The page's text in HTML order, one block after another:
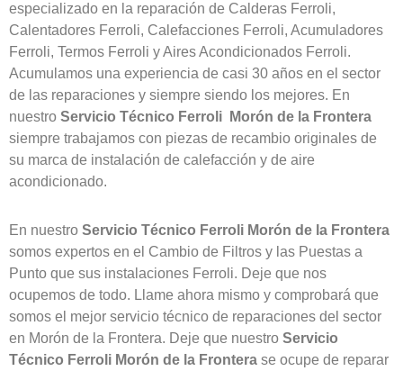
especializado en la reparación de Calderas Ferroli,
Calentadores Ferroli, Calefacciones Ferroli, Acumuladores
Ferroli, Termos Ferroli y Aires Acondicionados Ferroli.
Acumulamos una experiencia de casi 30 años en el sector
de las reparaciones y siempre siendo los mejores. En
nuestro Servicio Técnico Ferroli Morón de la Frontera
siempre trabajamos con piezas de recambio originales de
su marca de instalación de calefacción y de aire
acondicionado.
En nuestro Servicio Técnico Ferroli Morón de la Frontera
somos expertos en el Cambio de Filtros y las Puestas a
Punto que sus instalaciones Ferroli. Deje que nos
ocupemos de todo. Llame ahora mismo y comprobará que
somos el mejor servicio técnico de reparaciones del sector
en Morón de la Frontera. Deje que nuestro Servicio
Técnico Ferroli Morón de la Frontera se ocupe de reparar